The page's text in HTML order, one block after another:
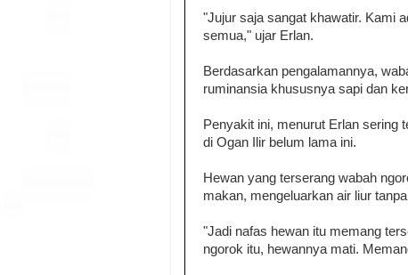
"Jujur saja sangat khawatir. Kami
semua," ujar Erlan.
Berdasarkan pengalamannya,
ruminansia khususnya sapi dan
Penyakit ini, menurut Erlan sering
di Ogan Ilir belum lama ini.
Hewan yang terserang wabah
makan, mengeluarkan air liur
"Jadi nafas hewan itu memang
ngorok itu, hewannya mati.